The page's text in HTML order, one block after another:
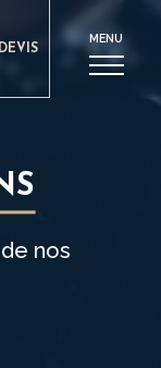
MENU
nos